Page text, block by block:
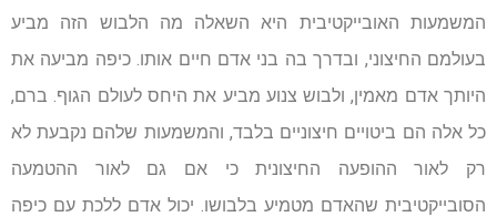
המשמעות האובייקטיבית היא השאלה מה הלבוש הזה מביע
בעולמם החיצוני, ובדרך בה בני אדם חיים אותו. כיפה מביעה את
היותך אדם מאמין, ולבוש צנוע מביע את היחס לעולם הגוף. ברם,
כל אלה הם ביטויים חיצוניים בלבד, והמשמעות שלהם נקבעת לא
רק לאור ההופעה החיצונית כי אם גם לאור ההטמעה
הסובייקטיבית שהאדם מטמיע בלבושו. יכול אדם ללכת עם כיפה